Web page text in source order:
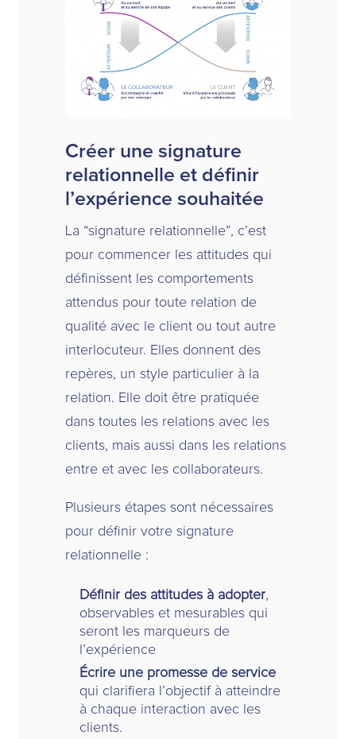
Créer une signature
relationnelle et définir
l’expérience souhaitée
La “signature relationnelle”, c’est
pour commencer les attitudes qui
définissent les comportements
attendus pour toute relation de
qualité avec le client ou tout autre
interlocuteur. Elles donnent des
repères, un style particulier à la
relation. Elle doit être pratiquée
dans toutes les relations avec les
clients, mais aussi dans les relations
entre et avec les collaborateurs.
Plusieurs étapes sont nécessaires
pour définir votre signature
relationnelle :
Définir des attitudes à adopter,
observables et mesurables qui
seront les marqueurs de
l’expérience
Écrire une promesse de service
qui clarifiera l’objectif à atteindre
à chaque interaction avec les
clients.